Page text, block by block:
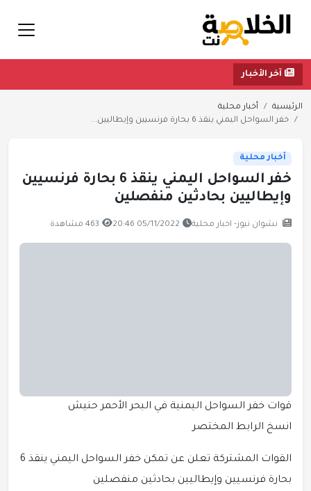
آخر الأخبار
الرئيسية
أخبار محلية
خفر السواحل اليمني ينقذ 6 بحارة فرنسيين وإيطاليين...
أخبار محلية
خفر السواحل اليمني ينقذ 6 بحارة فرنسيين
وإيطاليين بحادثين منفصلين
نشوان نيوز- اخبار محلية 05/11/2022 20:46 463 مشاهدة
قوات خفر السواحل اليمنية في البحر الأحمر حنيش
انسخ الرابط المختصر
القوات المشتركة تعلن عن تمكن خفر السواحل اليمني ينقذ 6
بحارة فرنسيين وإيطاليين بحادثين منفصلين